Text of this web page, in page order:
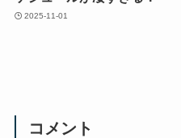
2025-11-01
コメント